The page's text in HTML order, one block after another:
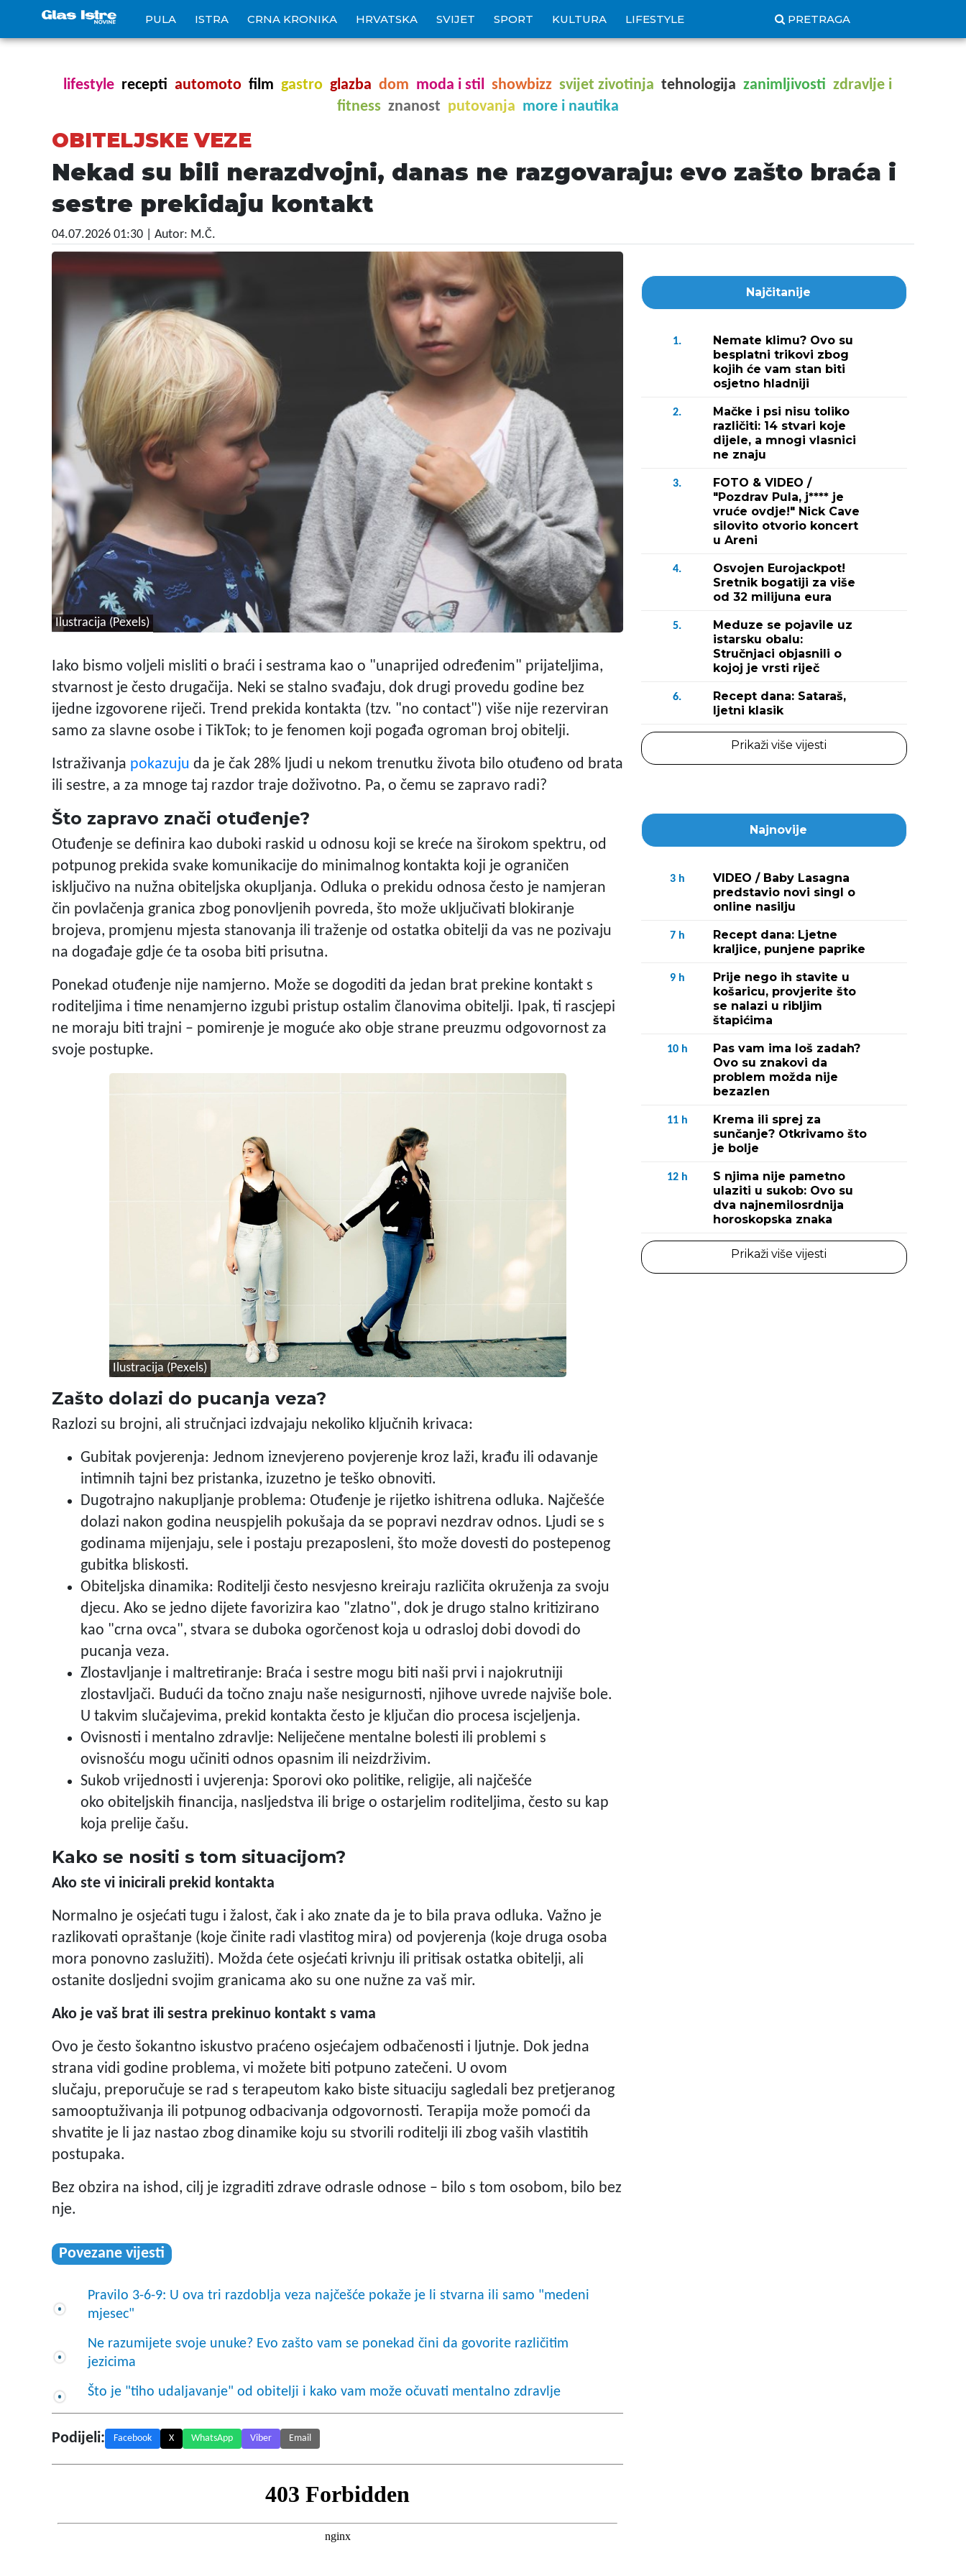
PULA ISTRA CRNA KRONIKA HRVATSKA SVIJET SPORT KULTURA LIFESTYLE PRETRAGA
lifestyle recepti automoto film gastro glazba dom moda i stil showbizz svijet zivotinja tehnologija zanimljivosti zdravlje i
fitness znanost putovanja more i nautika
OBITELJSKE VEZE
Nekad su bili nerazdvojni, danas ne razgovaraju: evo zašto braća i
sestre prekidaju kontakt
04.07.2026 01:30 | Autor: M.Č.
Ilustracija (Pexels)
Iako bismo voljeli misliti o braći i sestrama kao o "unaprijed određenim" prijateljima,
stvarnost je često drugačija. Neki se stalno svađaju, dok drugi provedu godine bez
ijedne izgovorene riječi. Trend prekida kontakta (tzv. "no contact") više nije rezerviran
samo za slavne osobe i TikTok; to je fenomen koji pogađa ogroman broj obitelji.
Istraživanja pokazuju da je čak 28% ljudi u nekom trenutku života bilo otuđeno od brata
ili sestre, a za mnoge taj razdor traje doživotno. Pa, o čemu se zapravo radi?
Što zapravo znači otuđenje?
Otuđenje se definira kao duboki raskid u odnosu koji se kreće na širokom spektru, od
potpunog prekida svake komunikacije do minimalnog kontakta koji je ograničen
isključivo na nužna obiteljska okupljanja. Odluka o prekidu odnosa često je namjeran
čin povlačenja granica zbog ponovljenih povreda, što može uključivati blokiranje
brojeva, promjenu mjesta stanovanja ili traženje od ostatka obitelji da vas ne pozivaju
na događaje gdje će ta osoba biti prisutna.
Ponekad otuđenje nije namjerno. Može se dogoditi da jedan brat prekine kontakt s
roditeljima i time nenamjerno izgubi pristup ostalim članovima obitelji. Ipak, ti rascjepi
ne moraju biti trajni – pomirenje je moguće ako obje strane preuzmu odgovornost za
svoje postupke.
Ilustracija (Pexels)
Zašto dolazi do pucanja veza?
Razlozi su brojni, ali stručnjaci izdvajaju nekoliko ključnih krivaca:
Gubitak povjerenja: Jednom iznevjereno povjerenje kroz laži, krađu ili odavanje
intimnih tajni bez pristanka, izuzetno je teško obnoviti.
Dugotrajno nakupljanje problema: Otuđenje je rijetko ishitrena odluka. Najčešće
dolazi nakon godina neuspjelih pokušaja da se popravi nezdrav odnos. Ljudi se s
godinama mijenjaju, sele i postaju prezaposleni, što može dovesti do postepenog
gubitka bliskosti.
Obiteljska dinamika: Roditelji često nesvjesno kreiraju različita okruženja za svoju
djecu. Ako se jedno dijete favorizira kao "zlatno", dok je drugo stalno kritizirano
kao "crna ovca", stvara se duboka ogorčenost koja u odrasloj dobi dovodi do
pucanja veza.
Zlostavljanje i maltretiranje: Braća i sestre mogu biti naši prvi i najokrutniji
zlostavljači. Budući da točno znaju naše nesigurnosti, njihove uvrede najviše bole.
U takvim slučajevima, prekid kontakta često je ključan dio procesa iscjeljenja.
Ovisnosti i mentalno zdravlje: Neliječene mentalne bolesti ili problemi s
ovisnošću mogu učiniti odnos opasnim ili neizdrživim.
Sukob vrijednosti i uvjerenja: Sporovi oko politike, religije, ali najčešće
oko obiteljskih financija, nasljedstva ili brige o ostarjelim roditeljima, često su kap
koja prelije čašu.
Kako se nositi s tom situacijom?
Ako ste vi inicirali prekid kontakta
Normalno je osjećati tugu i žalost, čak i ako znate da je to bila prava odluka. Važno je
razlikovati opraštanje (koje činite radi vlastitog mira) od povjerenja (koje druga osoba
mora ponovno zaslužiti). Možda ćete osjećati krivnju ili pritisak ostatka obitelji, ali
ostanite dosljedni svojim granicama ako su one nužne za vaš mir.
Ako je vaš brat ili sestra prekinuo kontakt s vama
Ovo je često šokantno iskustvo praćeno osjećajem odbačenosti i ljutnje. Dok jedna
strana vidi godine problema, vi možete biti potpuno zatečeni. U ovom
slučaju, preporučuje se rad s terapeutom kako biste situaciju sagledali bez pretjeranog
samooptuživanja ili potpunog odbacivanja odgovornosti. Terapija može pomoći da
shvatite je li jaz nastao zbog dinamike koju su stvorili roditelji ili zbog vaših vlastitih
postupaka.
Bez obzira na ishod, cilj je izgraditi zdrave odrasle odnose – bilo s tom osobom, bilo bez
nje.
Povezane vijesti
Pravilo 3-6-9: U ova tri razdoblja veza najčešće pokaže je li stvarna ili samo "medeni
mjesec"
Ne razumijete svoje unuke? Evo zašto vam se ponekad čini da govorite različitim
jezicima
Što je "tiho udaljavanje" od obitelji i kako vam može očuvati mentalno zdravlje
Podijeli: Facebook X WhatsApp Viber Email
Najčitanije
1.
Nemate klimu? Ovo su
besplatni trikovi zbog
kojih će vam stan biti
osjetno hladniji
2.
Mačke i psi nisu toliko
različiti: 14 stvari koje
dijele, a mnogi vlasnici
ne znaju
3.
FOTO & VIDEO /
"Pozdrav Pula, j**** je
vruće ovdje!" Nick Cave
silovito otvorio koncert
u Areni
4.
Osvojen Eurojackpot!
Sretnik bogatiji za više
od 32 milijuna eura
5.
Meduze se pojavile uz
istarsku obalu:
Stručnjaci objasnili o
kojoj je vrsti riječ
6.
Recept dana: Sataraš,
ljetni klasik
Prikaži više vijesti
Najnovije
3 h
VIDEO / Baby Lasagna
predstavio novi singl o
online nasilju
7 h
Recept dana: Ljetne
kraljice, punjene paprike
9 h
Prije nego ih stavite u
košaricu, provjerite što
se nalazi u ribljim
štapićima
10 h
Pas vam ima loš zadah?
Ovo su znakovi da
problem možda nije
bezazlen
11 h
Krema ili sprej za
sunčanje? Otkrivamo što
je bolje
12 h
S njima nije pametno
ulaziti u sukob: Ovo su
dva najnemilosrdnija
horoskopska znaka
Prikaži više vijesti